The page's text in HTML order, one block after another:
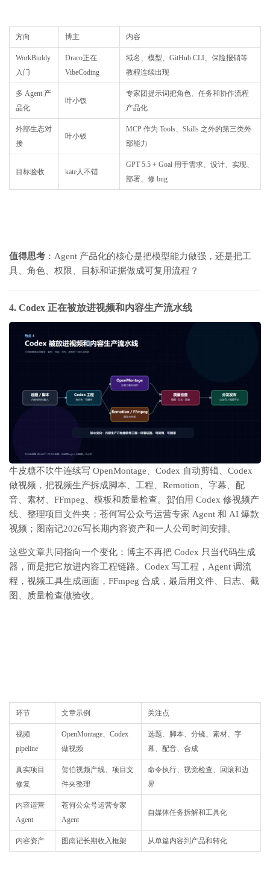
方向 博主 内容
WorkBuddy
入门
Draco正在
VibeCoding
域名、模型、GitHub CLI、保险报销等
教程连续出现
多 Agent 产
品化
叶小钗
专家团提示词把角色、任务和协作流程
产品化
外部生态对
接
叶小钗
MCP 作为 Tools、Skills 之外的第三类外
部能力
目标验收 kate人不错
GPT 5.5 + Goal 用于需求、设计、实现、
部署、修 bug
值得思考 ：Agent 产品化的核心是把模型能力做强，还是把工
具、角色、权限、目标和证据做成可复用流程？
4. Codex 正在被放进视频和内容生产流水线
牛皮糖不吹牛连续写 OpenMontage、Codex 自动剪辑、Codex
做视频，把视频生产拆成脚本、工程、Remotion、字幕、配
音、素材、FFmpeg、模板和质量检查。贺伯用 Codex 修视频产
线、整理项目文件夹；苍何写公众号运营专家 Agent 和 AI 爆款
视频；图南记2026写长期内容资产和一人公司时间安排。
这些文章共同指向一个变化：博主不再把 Codex 只当代码生成
器，而是把它放进内容工程链路。Codex 写工程，Agent 调流
程，视频工具生成画面，FFmpeg 合成，最后用文件、日志、截
图、质量检查做验收。
环节 文章示例 关注点
视频
pipeline
OpenMontage、Codex
做视频
选题、脚本、分镜、素材、字
幕、配音、合成
真实项目
修复
贺伯视频产线、项目文
件夹整理
命令执行、视觉检查、回滚和边
界
内容运营
Agent
苍何公众号运营专家
Agent
自媒体任务拆解和工具化
内容资产 图南记长期收入框架 从单篇内容到产品和转化